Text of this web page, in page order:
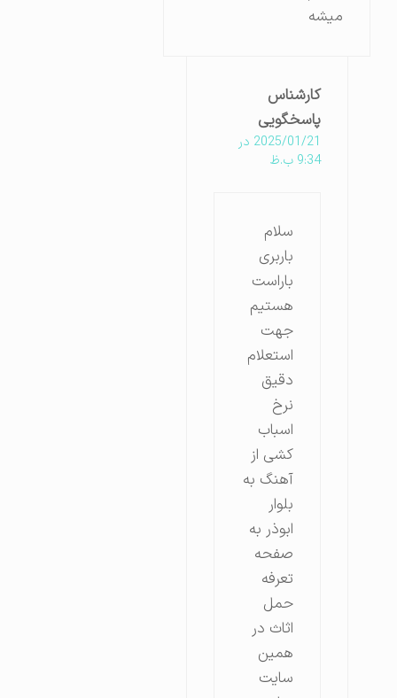
میشه
کارشناس
پاسخگویی
2025/01/21 در
سلام
باربری
باراست
هستیم
جهت
استعلام
دقیق
اسباب
کشی از
آهنگ به
ابوذر به
صفحه
تعرفه
حمل
اثاث در
همین
سایت